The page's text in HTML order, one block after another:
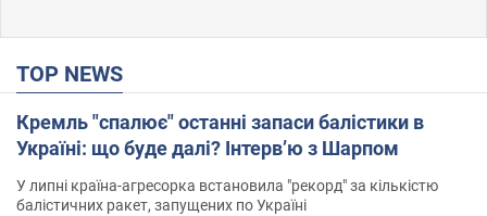
TOP NEWS
Кремль "спалює" останні запаси балістики в
Україні: що буде далі? Інтерв’ю з Шарпом
У липні країна-агресорка встановила "рекорд" за кількістю
балістичних ракет, запущених по Україні